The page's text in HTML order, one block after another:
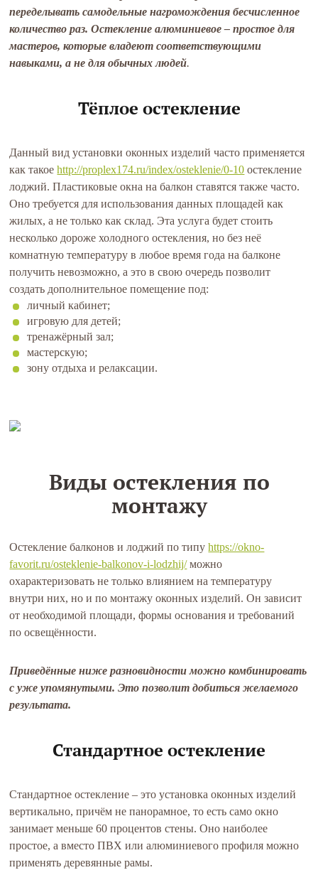
переделывать самодельные нагромождения бесчисленное
количество раз. Остекление алюминиевое – простое для
мастеров, которые владеют соответствующими
навыками, а не для обычных людей.
Тёплое остекление
Данный вид установки оконных изделий часто применяется
как такоеhttp://proplex174.ru/index/osteklenie/0-10 остекление
лоджий. Пластиковые окна на балкон ставятся также часто.
Оно требуется для использования данных площадей как
жилых, а не только как склад. Эта услуга будет стоить
несколько дороже холодного остекления, но без неё
комнатную температуру в любое время года на балконе
получить невозможно, а это в свою очередь позволит
создать дополнительное помещение под:
личный кабинет;
игровую для детей;
тренажёрный зал;
мастерскую;
зону отдыха и релаксации.
Виды остекления по
монтажу
Остекление балконов и лоджий по типуhttps://okno-
favorit.ru/osteklenie-balkonov-i-lodzhij/можно
охарактеризовать не только влиянием на температуру
внутри них, но и по монтажу оконных изделий. Он зависит
от необходимой площади, формы основания и требований
по освещённости.
Приведённые ниже разновидности можно комбинировать
с уже упомянутыми. Это позволит добиться желаемого
результата.
Стандартное остекление
Стандартное остекление – это установка оконных изделий
вертикально, причём не панорамное, то есть само окно
занимает меньше 60 процентов стены. Оно наиболее
простое, а вместо ПВХ или алюминиевого профиля можно
применять деревянные рамы.